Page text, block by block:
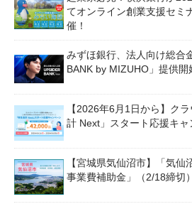
てオンライン創業支援セミ
催！
みずほ銀行、法人向け総合
BANK by MIZUHO」提供開
【2026年6月1日から】ク
計 Next」スタート応援キャ
【宮城県気仙沼市】「気
事業費補助金」（2/18締切）